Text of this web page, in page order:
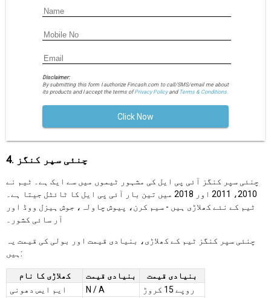
Disclaimer:
By submitting this form I authorize Fincash.com to call/SMS/email me about
its products and I accept the terms ofPrivacy Policyand Terms & Conditions.
Click Now
4. چنئی سپر کنگز
چنئی سپر کنگز آئی پی ایل کی مشہور ٹیموں میں سے ایک ہے۔ ٹیم نے
2010، 2011 اور 2018 میں تین بار آئی پی ایل کا ٹائٹل جیتا ہے۔
ٹیم کے نئے کھلاڑی ہیں - سیم کرن، پیوش چاولہ، جوش ہیزل ووڈ اور
آر سائی کشور۔
چنئی سپر کنگز ٹیم کے کھلاڑی، بنیادی قیمت اور بولی کی قیمت یہ
ہیں:
کھلاڑی کا نام بنیادی قیمت
بنیادی قیمت
ایم ایس دھونی
N / A
روپے 15 کروڑ